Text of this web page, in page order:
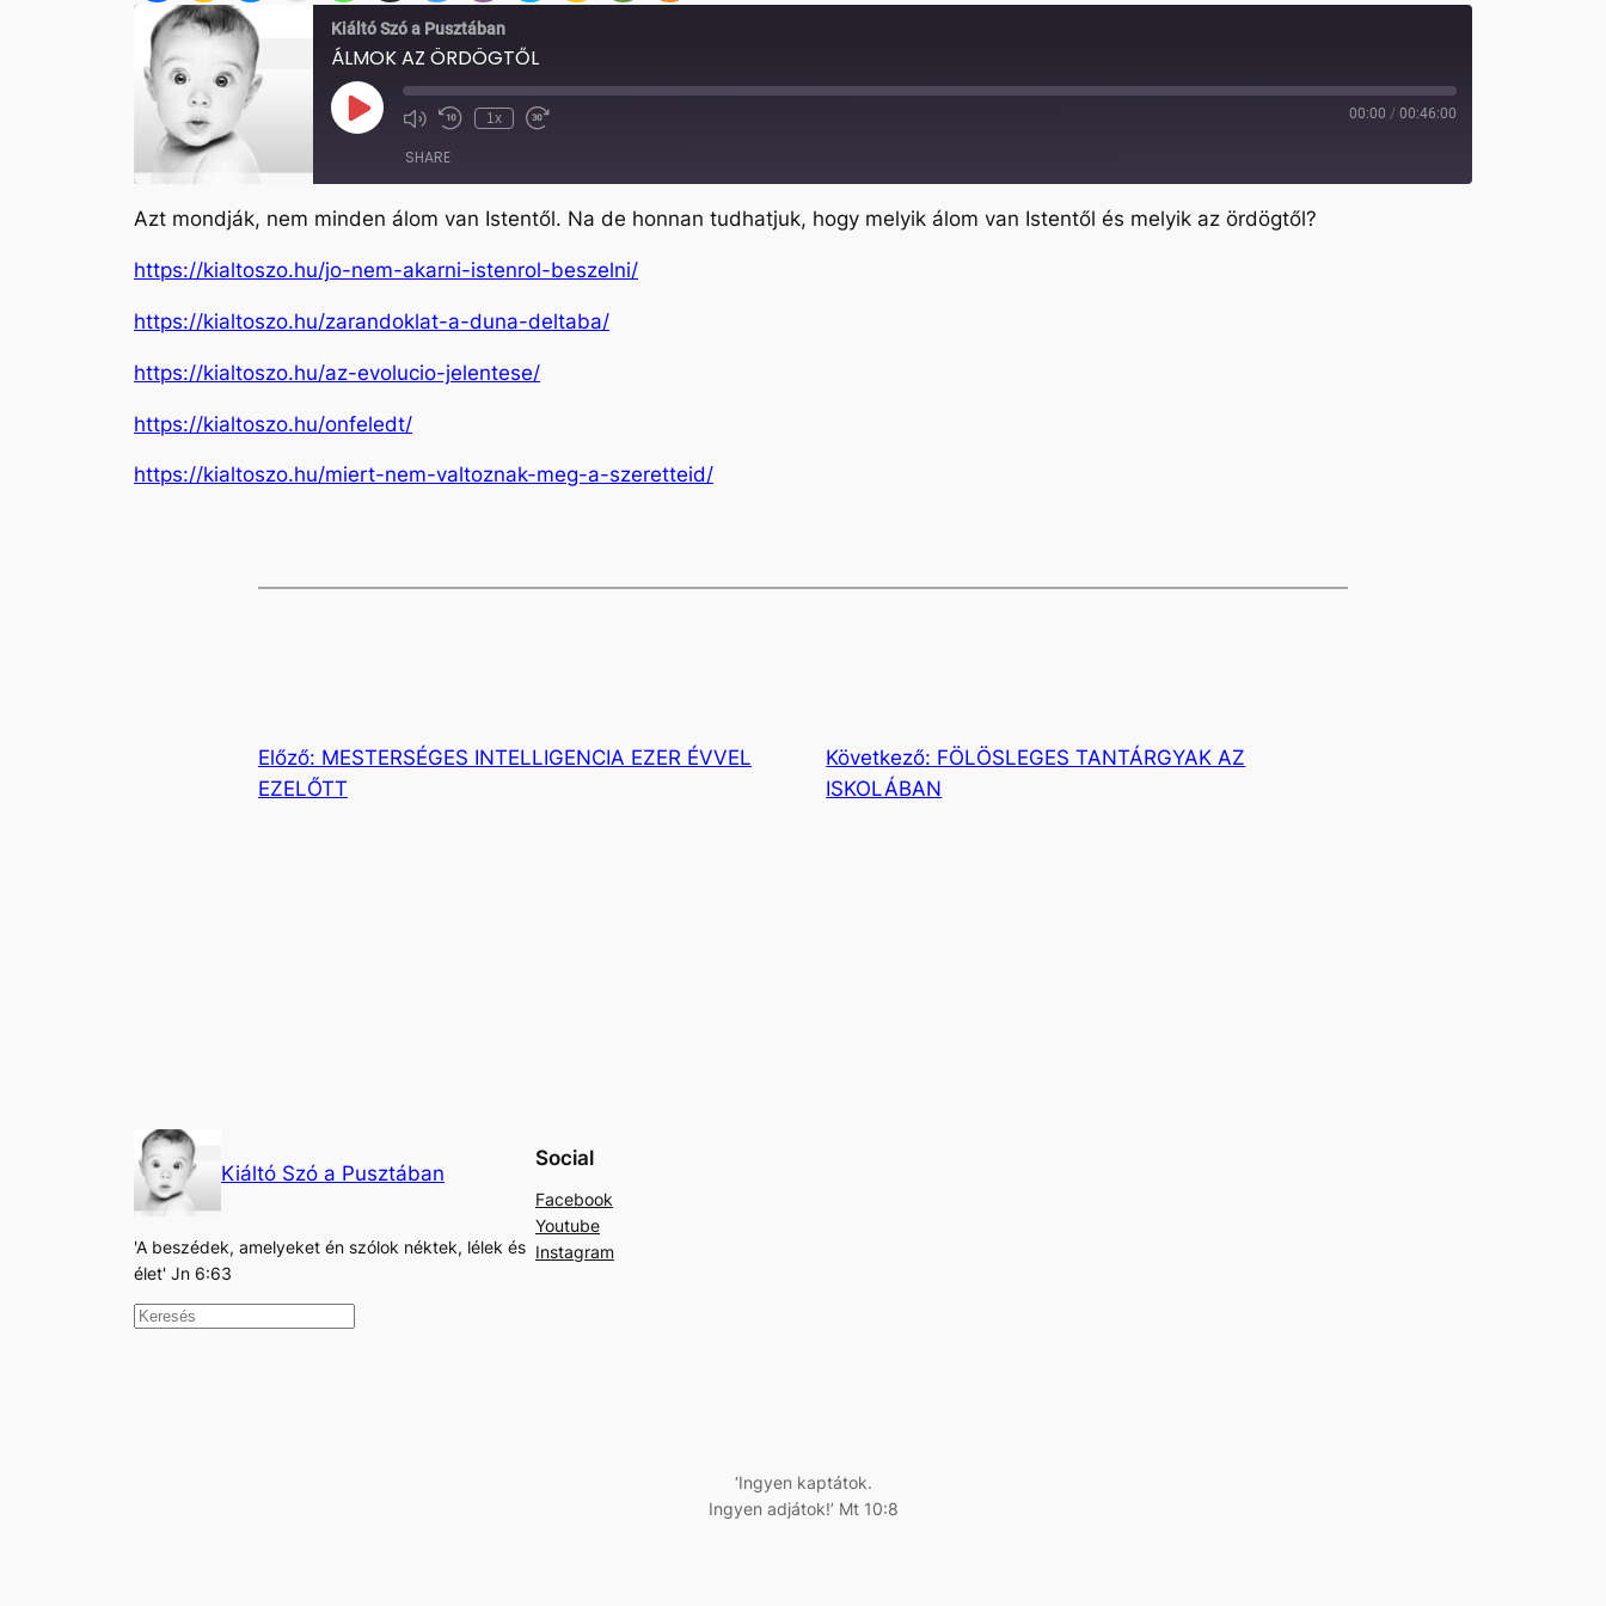
Kiáltó Szó a Pusztában
ÁLMOK AZ ÖRDÖGTŐL
Play
Episode Mute/Unmute
Rewind
1x
Fast
00:00 / 00:46:00
SHARE
SHARE
LINK
EMBED
Azt mondják, nem minden álom van Istentől. Na de honnan tudhatjuk, hogy melyik álom van Istentől és melyik az ördögtől?
https://kialtoszo.hu/jo-nem-akarni-istenrol-beszelni/
https://kialtoszo.hu/zarandoklat-a-duna-deltaba/
https://kialtoszo.hu/az-evolucio-jelentese/
https://kialtoszo.hu/onfeledt/
https://kialtoszo.hu/miert-nem-valtoznak-meg-a-szeretteid/
Előző: MESTERSÉGES INTELLIGENCIA EZER ÉVVEL
EZELŐTT
Következő: FÖLÖSLEGES TANTÁRGYAK AZ
ISKOLÁBAN
Kiáltó Szó a Pusztában
'A beszédek, amelyeket én szólok néktek, lélek és
élet' Jn 6:63
K
Social
Facebook
Youtube
Instagram
‘Ingyen kaptátok.
Ingyen adjátok!’ Mt 10:8